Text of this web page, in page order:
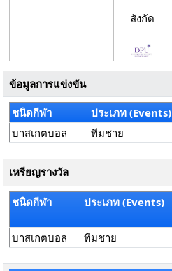
สังกัด
ข้อมูลการแข่งขัน
ชนิดกีฬา
ประเภท (Events)
บาสเกตบอล
ทีมชาย
เหรียญรางวัล
ชนิดกีฬา ประเภท (Events)
บาสเกตบอล ทีมชาย